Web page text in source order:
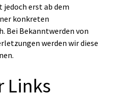
jedoch erst ab dem
konkreten
Bei Bekanntwerden von
werden wir diese
Links